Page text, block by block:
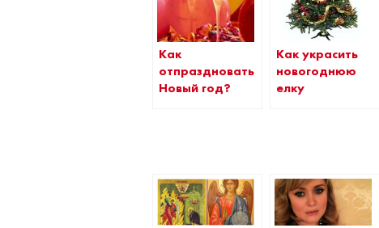
Как
отпраздновать
Новый год?
Как украсить
новогоднюю
елку